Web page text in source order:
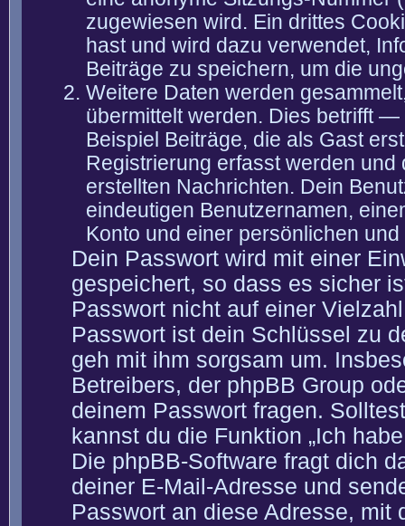
zugewiesen wird. Ein drittes
hast und wird dazu verwendet,
Beiträge zu speichern, um die
Weitere Daten werden
übermittelt werden. Dies betrifft
Beispiel Beiträge, die als Gast
Registrierung erfasst werden
erstellten Nachrichten. Dein
eindeutigen Benutzernamen,
Konto und einer persönlichen
Dein Passwort wird mit einer
gespeichert, so dass es sicher
Passwort nicht auf einer
Passwort ist dein Schlüssel zu
geh mit ihm sorgsam um.
Betreibers, der phpBB Group
deinem Passwort fragen.
kannst du die Funktion „Ich
Die phpBB-Software fragt dich
deiner E-Mail-Adresse und
Passwort an diese Adresse, mit